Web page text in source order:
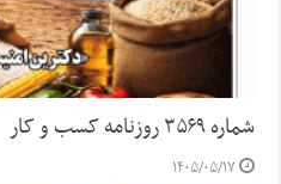
شماره ۳۵۶۹ روزنامه کسب و کار
۱۴۰۵/۰۵/۱۷